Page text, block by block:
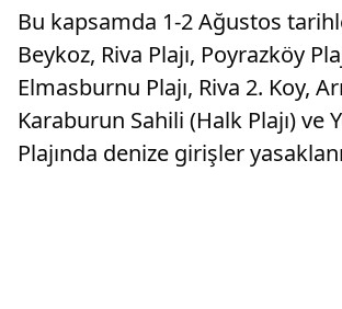
Bu kapsamda 1-2 Ağustos
Beykoz, Riva Plajı, Poyrazköy
Elmasburnu Plajı, Riva 2. Koy,
Karaburun Sahili (Halk Plajı) ve
Plajında denize girişler